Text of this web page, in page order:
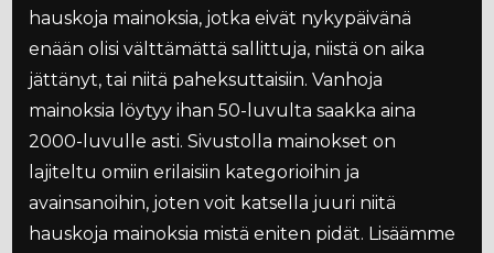
hauskoja mainoksia, jotka eivät nykypäivänä
enään olisi välttämättä sallittuja, niistä on aika
jättänyt, tai niitä paheksuttaisiin. Vanhoja
mainoksia löytyy ihan 50-luvulta saakka aina
2000-luvulle asti. Sivustolla mainokset on
lajiteltu omiin erilaisiin kategorioihin ja
avainsanoihin, joten voit katsella juuri niitä
hauskoja mainoksia mistä eniten pidät. Lisäämme